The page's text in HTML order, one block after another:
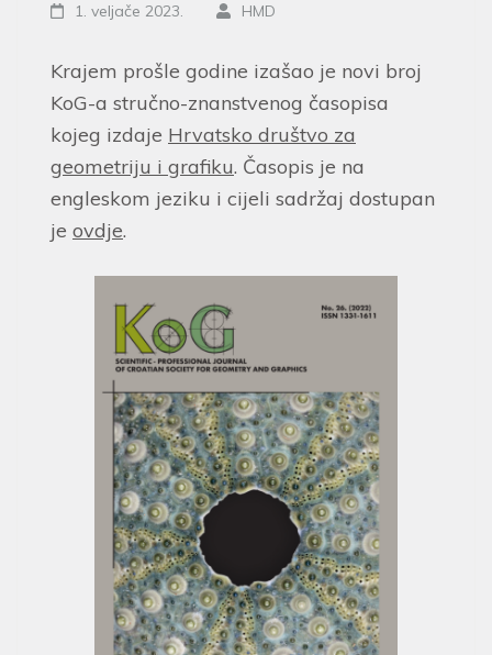
1. veljače 2023. HMD
Krajem prošle godine izašao je novi broj
KoG-a stručno-znanstvenog časopisa
kojeg izdaje Hrvatsko društvo za
geometriju i grafiku. Časopis je na
engleskom jeziku i cijeli sadržaj dostupan
je ovdje.